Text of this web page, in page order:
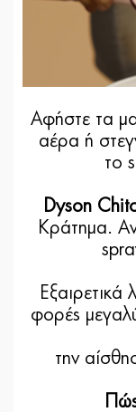
Αφήστε τα
αέρα ή
το
Dyson
Κράτημα.
φορές
την